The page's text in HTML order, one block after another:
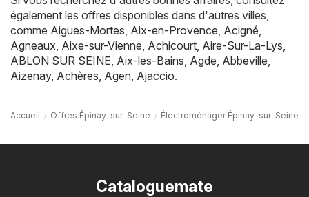
également les offres disponibles dans d'autres villes,
comme Aigues-Mortes Aix-en-Provence Acigné
Agneaux Aixe-sur-Vienne Achicourt Aire-Sur-La-Lys
ABLON SUR SEINE Aix-les-Bains Agde Abbeville
Aizenay, Achères Agen Ajaccio.
Accueil Offres Épinay-sur-Seine Électroménager Épinay-sur-Seine
Cataloguemate